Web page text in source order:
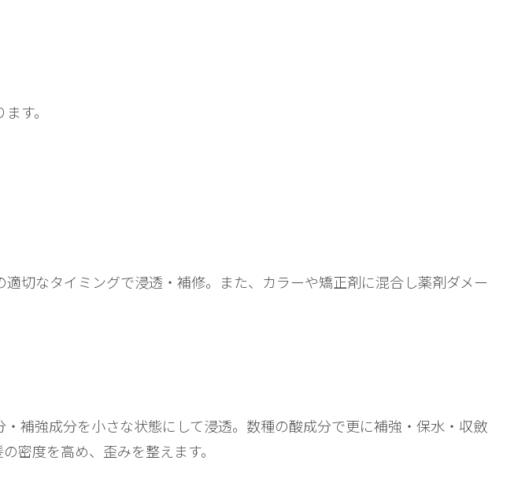
す。
切なタイミングで浸透・補修。また、カラーや矯正剤に混合し薬剤ダメー
補強成分を小さな状態にして浸透。数種の酸成分で更に補強・保水・収斂
密度を高め、歪みを整えます。